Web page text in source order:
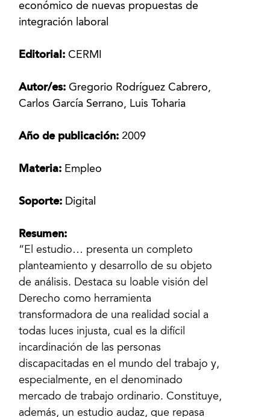
económico de nuevas propuestas de
integración laboral
Editorial:CERMI
Autor/es:Gregorio Rodríguez Cabrero,
Carlos García Serrano, Luis Toharia
Año de publicación: 2009
Materia: Empleo
Soporte: Digital
Resumen:
“El estudio… presenta un completo
planteamiento y desarrollo de su objeto
de análisis. Destaca su loable visión del
Derecho como herramienta
transformadora de una realidad social a
todas luces injusta, cual es la difícil
incardinación de las personas
discapacitadas en el mundo del trabajo y,
especialmente, en el denominado
mercado de trabajo ordinario. Constituye,
además, un estudio audaz, que repasa